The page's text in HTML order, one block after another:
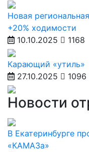
Новая
+20% ходимости
10.10.2025
1168
Карающий «утиль»
27.10.2025
1096
Новости
В Екатеринбурге
«КАМАЗа»